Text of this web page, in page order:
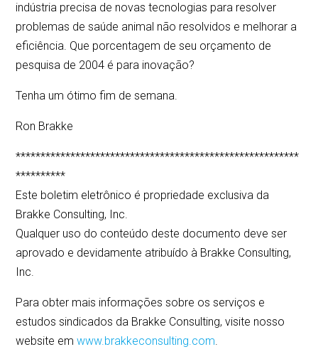
indústria precisa de novas tecnologias para resolver
problemas de saúde animal não resolvidos e melhorar a
eficiência. Que porcentagem de seu orçamento de
pesquisa de 2004 é para inovação?
Tenha um ótimo fim de semana.
Ron Brakke
*********************************************************
**********
Este boletim eletrônico é propriedade exclusiva da
Brakke Consulting, Inc.
Qualquer uso do conteúdo deste documento deve ser
aprovado e devidamente atribuído à Brakke Consulting,
Inc.
Para obter mais informações sobre os serviços e
estudos sindicados da Brakke Consulting, visite nosso
website emwww.brakkeconsulting.com.